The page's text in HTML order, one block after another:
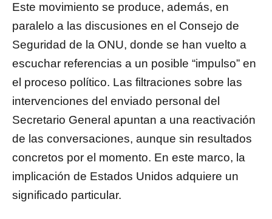
Este movimiento se produce, además, en
paralelo a las discusiones en el Consejo de
Seguridad de la ONU, donde se han vuelto a
escuchar referencias a un posible “impulso” en
el proceso político. Las filtraciones sobre las
intervenciones del enviado personal del
Secretario General apuntan a una reactivación
de las conversaciones, aunque sin resultados
concretos por el momento. En este marco, la
implicación de Estados Unidos adquiere un
significado particular.